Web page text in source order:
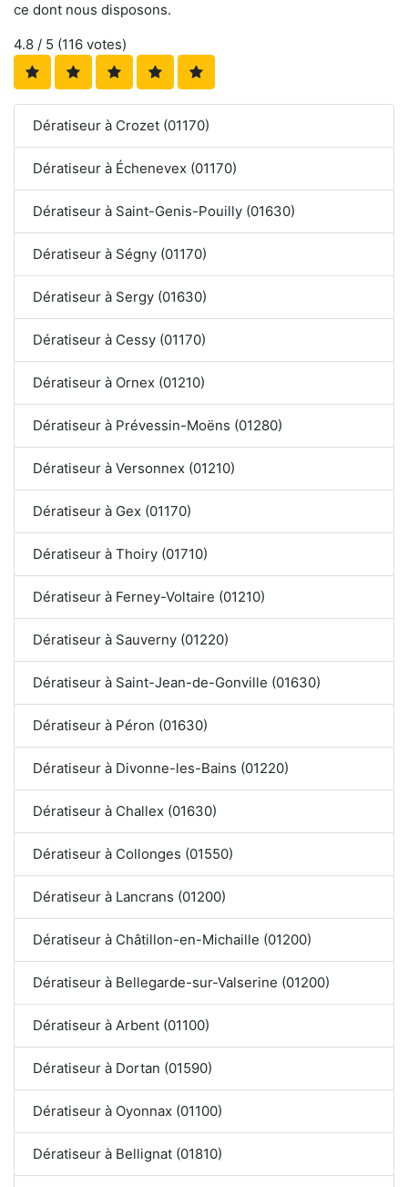
ce dont nous disposons.
4.8 / 5 (116 votes)
Dératiseur à Crozet (01170)
Dératiseur à Échenevex (01170)
Dératiseur à Saint-Genis-Pouilly (01630)
Dératiseur à Ségny (01170)
Dératiseur à Sergy (01630)
Dératiseur à Cessy (01170)
Dératiseur à Ornex (01210)
Dératiseur à Prévessin-Moëns (01280)
Dératiseur à Versonnex (01210)
Dératiseur à Gex (01170)
Dératiseur à Thoiry (01710)
Dératiseur à Ferney-Voltaire (01210)
Dératiseur à Sauverny (01220)
Dératiseur à Saint-Jean-de-Gonville (01630)
Dératiseur à Péron (01630)
Dératiseur à Divonne-les-Bains (01220)
Dératiseur à Challex (01630)
Dératiseur à Collonges (01550)
Dératiseur à Lancrans (01200)
Dératiseur à Châtillon-en-Michaille (01200)
Dératiseur à Bellegarde-sur-Valserine (01200)
Dératiseur à Arbent (01100)
Dératiseur à Dortan (01590)
Dératiseur à Oyonnax (01100)
Dératiseur à Bellignat (01810)